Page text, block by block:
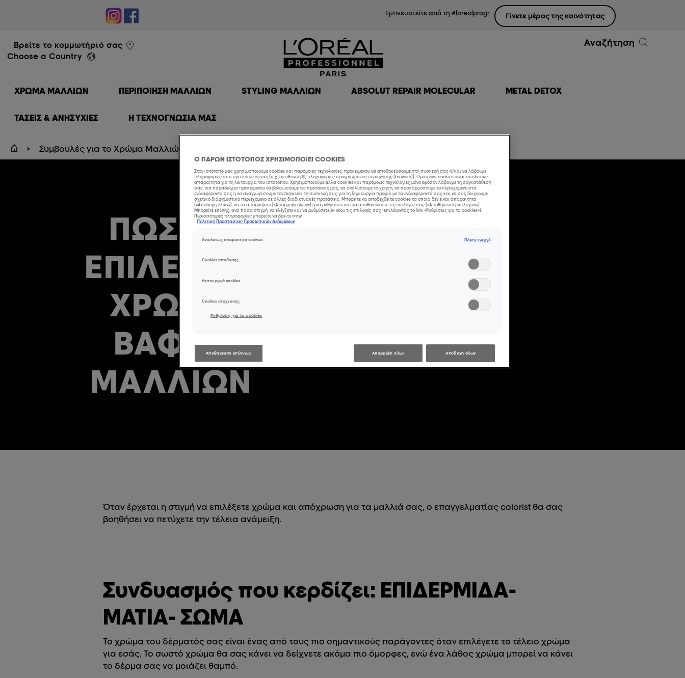
Εμπνευστείτε από τη #lorealprogr Γίνετε μέρος της κοινότητας
Βρείτε το κομμωτήριό σας
Choose a Country
Professionnel Αναζήτηση
ΧΡΏΜΑ ΜΑΛΛΙΏΝ ΠΕΡΙΠΟΊΗΣΗ ΜΑΛΛΙΏΝ STYLING ΜΑΛΛΙΏΝ ABSOLUT REPAIR MOLECULAR METAL DETOX
ΤΑΣΕΙΣ & ΑΝΗΣΥΧΙΕΣ Η ΤΕΧΝΟΓΝΩΣΙΑ ΜΑΣ
Συμβουλές για το Χρώμα Μαλλιών
ΠΏΣ ΝΑ
ΕΠΙΛΈΞΕΤΕ
ΧΡΏΜΑ
ΒΑΦΉΣ
ΜΑΛΛΙΏΝ
Όταν έρχεται η στιγμή να επιλέξετε χρώμα και απόχρωση για τα μαλλιά σας, ο επαγγελματίας colorist θα σας
βοηθήσει να πετύχετε την τέλεια ανάμειξη.
Συνδυασμός που κερδίζει: ΕΠΙΔΕΡΜΙΔΑ-
ΜΑΤΙΑ- ΣΩΜΑ
Το χρώμα του δέρματός σας είναι ένας από τους πιο σημαντικούς παράγοντες όταν επιλέγετε το τέλειο χρώμα
για εσάς. Το σωστό χρώμα θα σας κάνει να δείχνετε ακόμα πιο όμορφες, ενώ ένα λάθος χρώμα μπορεί να κάνει
το δέρμα σας να μοιάζει θαμπό.
Ο ΠΑΡΩΝ ΙΣΤΟΤΟΠΟΣ ΧΡΗΣΙΜΟΠΟΙΕΙ COOKIES
Στον ιστότοπό μας χρησιμοποιούμε cookies και παρόμοιες τεχνολογίες, προκειμένου να αποθηκεύσουμε στη συσκευή σας ή/και να λάβουμε
πληροφορίες από την συσκευή σας (π.χ. διεύθυνση IP, πληροφορίες προγράμματος περιήγησης (browser)). Ορισμένα cookies είναι απολύτως
απαραίτητα για τη λειτουργία του ιστοτόπου. Χρησιμοποιούμε άλλα cookies και παρόμοιες τεχνολογίες μόνο εφόσον λάβουμε τη συγκατάθεσή
σας, για παράδειγμα προκειμένου να βελτιώσουμε τις προτάσεις μας, να αναλύσουμε τη χρήση, να προσαρμόσουμε το περιεχόμενο στα
ενδιαφέροντά σας ή να αναγνωρίσουμε τον browser/ τη συσκευή σας για τη δημιουργία προφίλ με τα ενδιαφέροντά σας και να σας δείχνουμε
σχετικό διαφημιστικό περιεχόμενο σε άλλες διαδικτυακές προτάσεις. Μπορείτε να αποδεχθείτε cookies τα οποία δεν είναι απαραίτητα
(«Αποδοχή όλων»), να τα απορρίψετε («Απόρριψη όλων») ή να ρυθμίσετε και να αποθηκεύσετε τις επιλογές σας («Αποθήκευση επιλογών»).
Μπορείτε επίσης, ανά πάσα στιγμή, να ελέγξετε και να ρυθμίσετε εκ νέου τις επιλογές σας (επιλέγοντας το link «Ρυθμίσεις για τα cookies»).
Περισσότερες πληροφορίες μπορείτε να βρείτε στην
Πολιτική Προστασίας Προσωπικών Δεδομένων
Απολύτως απαραίτητα cookies Πάντα ενεργό
Cookies απόδοσης
Λειτουργικά cookies
Cookies στόχευσης
Ρυθμίσεις για τα cookies
Αποθήκευση επιλογών Απόρριψη όλων Αποδοχή όλων